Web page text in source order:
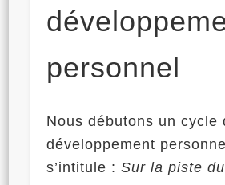
personnel
Nous débutons un cycle
développement
s’intitule :Sur la piste